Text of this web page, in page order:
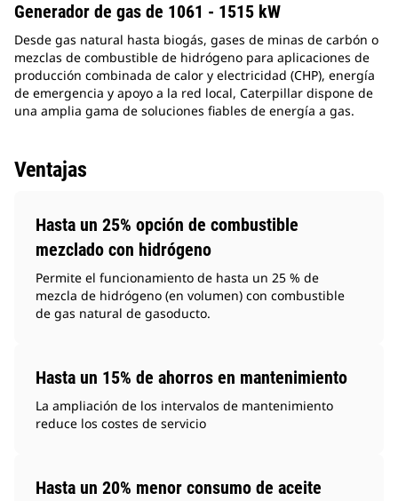
Generador de gas de 1061 - 1515 kW
Desde gas natural hasta biogás, gases de minas de carbón o
mezclas de combustible de hidrógeno para aplicaciones de
producción combinada de calor y electricidad (CHP), energía
de emergencia y apoyo a la red local, Caterpillar dispone de
una amplia gama de soluciones fiables de energía a gas.
Ventajas
Hasta un 25% opción de combustible
mezclado con hidrógeno
Permite el funcionamiento de hasta un 25 % de
mezcla de hidrógeno (en volumen) con combustible
de gas natural de gasoducto.
Hasta un 15% de ahorros en mantenimiento
La ampliación de los intervalos de mantenimiento
reduce los costes de servicio
Hasta un 20% menor consumo de aceite